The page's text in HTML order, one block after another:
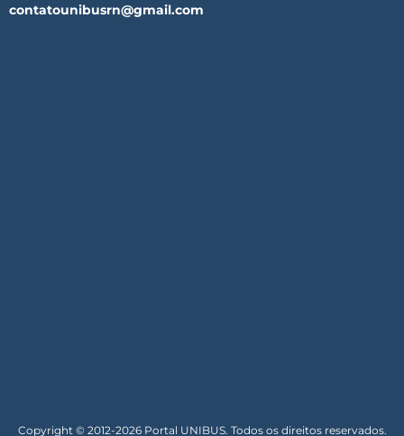
contatounibusrn@gmail.com
Copyright © 2012-2026 Portal UNIBUS. Todos os direitos reservados.